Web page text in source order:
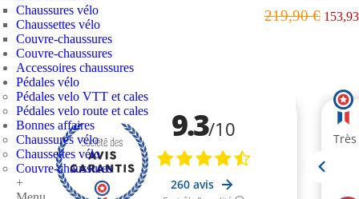
Chaussures vélo
Chaussettes vélo
Couvre-chaussures
Couvre-chaussures
Accessoires chaussures
Pédales vélo
Pédales velo VTT et cales
Pédales velo route et cales
Bonnes affaires
Chaussures vélo
Chaussettes vélo
Couvre-chaussures
+
219,90 €